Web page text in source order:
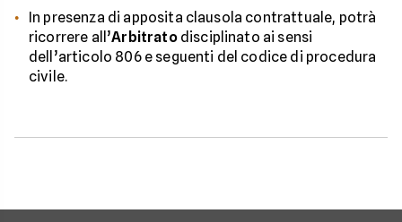
In presenza di apposita clausola contrattuale, potrà
ricorrere all’Arbitratodisciplinato ai sensi
dell’articolo 806 e seguenti del codice di procedura
civile.